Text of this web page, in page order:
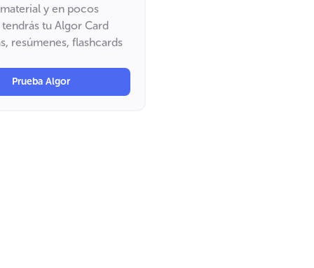
y en pocos
tu Algor Card
resúmenes, flashcards
Prueba Algor